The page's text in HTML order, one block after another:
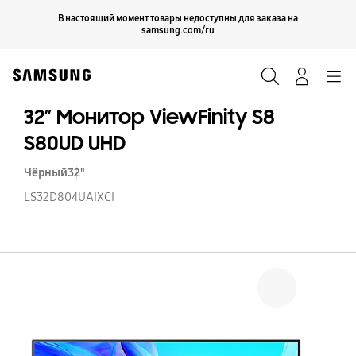
В настоящий момент товары недоступны для заказа на
samsung.com/ru
Продолжить
32″ Монитор ViewFinity S8
S80UD UHD
Чёрный32"
LS32D804UAIXCI